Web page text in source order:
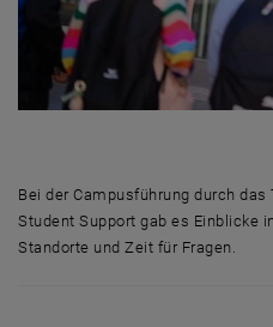
Bei der Campusführung durch
Student Support gab es Einblicke
Standorte und Zeit für Fragen.